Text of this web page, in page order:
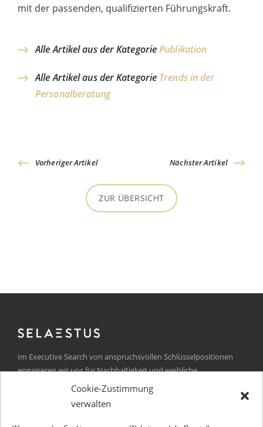
Cookie-Zustimmung
verwalten
mit der passenden, qualifizierten Führungskraft.
Alle Artikel aus der KategoriePublikation
Alle Artikel aus der Kategorie Trends in der
Personalberatung
Vorheriger Artikel
ZUR ÜBERSICHT
Nächster Artikel
Im Executive Search von anspruchsvollen Schlüsselpositionen
engagieren wir uns für Nachhaltigkeit und weibliche
Führungskräfte.
Kurfürstendamm 105